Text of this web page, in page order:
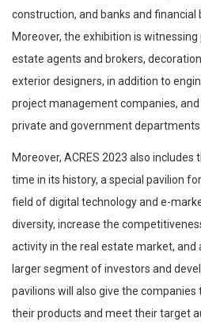
construction, and banks and financial
Moreover, the exhibition is
estate agents and brokers,
exterior designers, in addition to
project management companies,
private and government
Moreover, ACRES 2023 also
time in its history, a special pavilion
field of digital technology and e-
diversity, increase the
activity in the real estate market,
larger segment of investors and
pavilions will also give the
their products and meet their target